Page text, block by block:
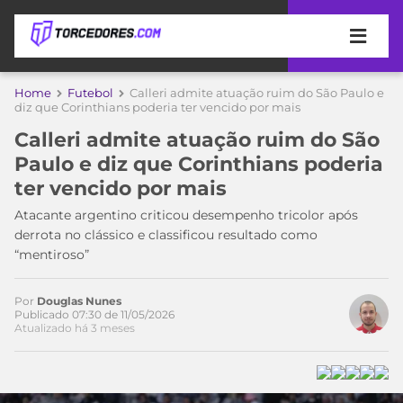
APOSTAS
DE
APOSTA
MELHORES
SITES
DE
APOSTAS
2026
COPA
DO
MUNDO
TIMES
MEU
TIME
CAMPEONATOS
Home Futebol
Calleri admite atuação ruim do São Paulo e
diz que Corinthians poderia ter vencido por mais
Calleri admite atuação ruim do São
Paulo e diz que Corinthians poderia
ter vencido por mais
Atacante argentino criticou desempenho tricolor após
derrota no clássico e classificou resultado como
“mentiroso”
Por Douglas Nunes
Publicado 07:30 de 11/05/2026
Atualizado há 3 meses